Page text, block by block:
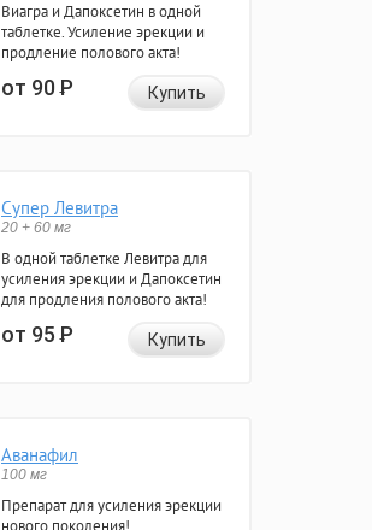
Виагра и Дапоксетин в одной
таблетке. Усиление эрекции и
продление полового акта!
от 90Р Купить
Супер Левитра
20 + 60 мг
В одной таблетке Левитра для
усиления эрекции и Дапоксетин
для продления полового акта!
от 95Р Купить
Аванафил
100 мг
Препарат для усиления эрекции